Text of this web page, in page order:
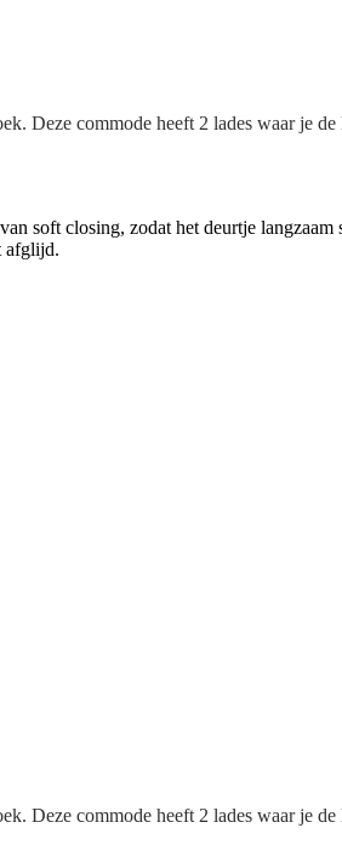
Deze commode heeft 2 lades waar je
soft closing, zodat het deurtje langzaam
afglijd.
Deze commode heeft 2 lades waar je